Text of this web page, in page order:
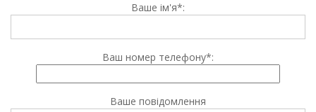
Ваше ім'я*:
Ваш номер телефону*:
Ваше повідомлення